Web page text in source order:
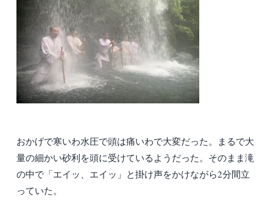
おかげで寒いわ水圧で頭は痛いわで大変だった。まるで大
量の細かい砂利を頭に受けているようだった。そのまま滝
の中で「エイッ、エイッ」と掛け声をかけながら2分間立
っていた。